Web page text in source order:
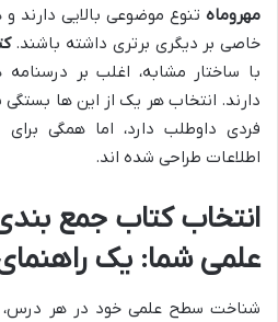
مهروماه تنوع موضوعی بالایی
خاصی بر دیگری برتری داشته باشند.
با ساختار مشابه، اغلب بر درسنامه
دارند. انتخاب هر یک از این ها
فردی داوطلب دارد، اما همگی
اطلاعات طراحی شده اند.
انتخاب کتاب جمع
علمی شما: یک
شناخت سطح علمی خود در هر درس،